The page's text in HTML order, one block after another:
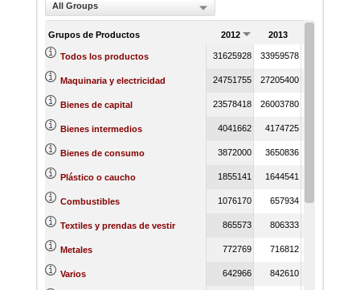
All Groups
Grupos de Productos 2012 2013
Todos los productos 31625928 33959578
Maquinaria y electricidad 24751755 27205400
Bienes de capital 23578418 26003780
Bienes intermedios 4041662 4174725
Bienes de consumo 3872000 3650836
Plástico o caucho 1855141 1644541
Combustibles 1076170 657934
Textiles y prendas de vestir 865573 806333
Metales 772769 716812
Varios 642966 842610